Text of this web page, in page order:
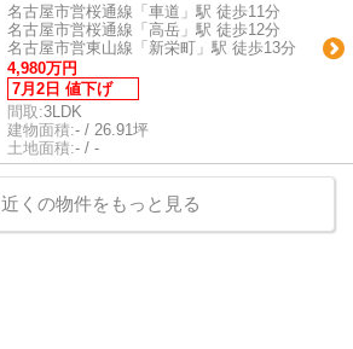
名古屋市営桜通線「車道」駅 徒歩11分
名古屋市営桜通線「高岳」駅 徒歩12分
名古屋市営東山線「新栄町」駅 徒歩13分
4,980万円
7月2日 値下げ
間取:3LDK
建物面積:- / 26.91坪
土地面積:- / -
近くの物件をもっと見る